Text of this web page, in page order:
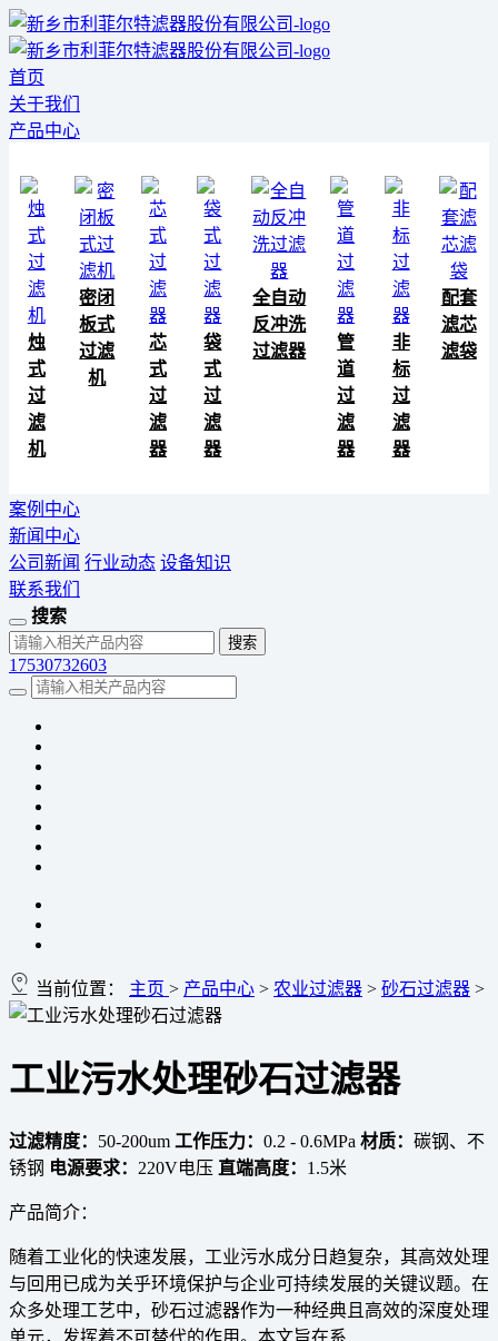
首页
关于我们
产品中心
烛
式
过
滤
机
密闭
板式
过滤
机
芯
式
过
滤
器
袋
式
过
滤
器
全自动
反冲洗
过滤器
管
道
过
滤
器
非
标
过
滤
器
配套
滤芯
滤袋
案例中心
新闻中心
公司新闻 行业动态 设备知识
联系我们
搜索
17530732603
当前位置： 主页 > 产品中心 > 农业过滤器 > 砂石过滤器 >
工业污水处理砂石过滤器
过滤精度： 50-200um 工作压力： 0.2 - 0.6MPa 材质： 碳钢、不
锈钢 电源要求： 220V电压 直端高度： 1.5米
产品简介：
随着工业化的快速发展，工业污水成分日趋复杂，其高效处理
与回用已成为关乎环境保护与企业可持续发展的关键议题。在
众多处理工艺中，砂石过滤器作为一种经典且高效的深度处理
单元，发挥着不可替代的作用。本文旨在系...